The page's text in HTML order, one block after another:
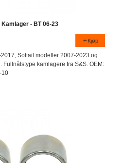
Kamlager - BT 06-23
Kjøp
Softail modeller 2007-2023 og
Fullnålstype kamlagere fra S&S. OEM:
10